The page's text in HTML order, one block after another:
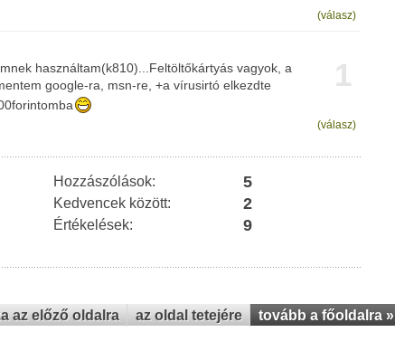
(válasz)
1
használtam(k810)...Feltöltőkártyás vagyok, a
google-ra, msn-re, +a vírusirtó elkezdte
(válasz)
Hozzászólások: 5
Kedvencek között: 2
Értékelések: 9
az előző oldalra az oldal tetejére tovább a főoldalra »